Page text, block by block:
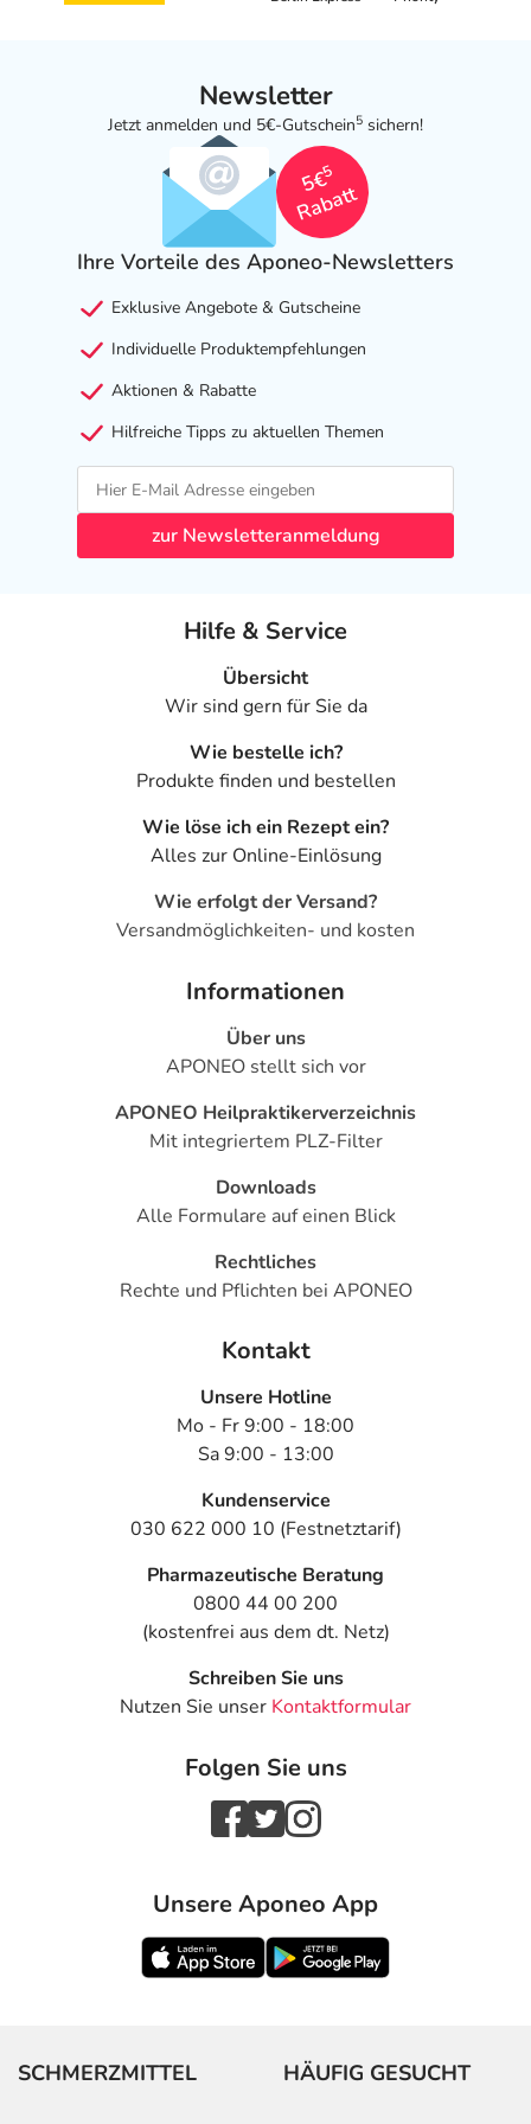
Adresse des Anbieters/Herstellers
Köhler Pharma GmbH
64665 Alsbach-Hähnlein
PDF des Beipackzettels können Sie sich oben
herunterladen.
Newsletter
Jetzt anmelden und 5€-Gutschein5 sichern!
5€
5
Rabatt
Ihre Vorteile des Aponeo-Newsletters
Exklusive Angebote & Gutscheine
Individuelle Produktempfehlungen
Aktionen & Rabatte
Hilfreiche Tipps zu aktuellen Themen
zur Newsletteranmeldung
Hilfe & Service
Übersicht
Wir sind gern für Sie da
Wie bestelle ich?
Produkte finden und bestellen
Wie löse ich ein Rezept ein?
Alles zur Online-Einlösung
Wie erfolgt der Versand?
Versandmöglichkeiten- und kosten
Informationen
Über uns
APONEO stellt sich vor
APONEO Heilpraktikerverzeichnis
Mit integriertem PLZ-Filter
Downloads
Alle Formulare auf einen Blick
Rechtliches
Rechte und Pflichten bei APONEO
Kontakt
Unsere Hotline
Mo - Fr 9:00 - 18:00
Sa 9:00 - 13:00
Kundenservice
030 622 000 10 (Festnetztarif)
Pharmazeutische Beratung
0800 44 00 200
(kostenfrei aus dem dt. Netz)
Schreiben Sie uns
Nutzen Sie unser Kontaktformular
Folgen Sie uns
Unsere Aponeo App
SCHMERZMITTEL HÄUFIG GESUCHT